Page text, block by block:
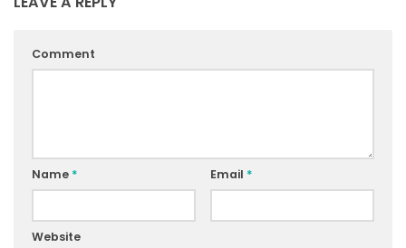
Comment
Name * Email *
Website